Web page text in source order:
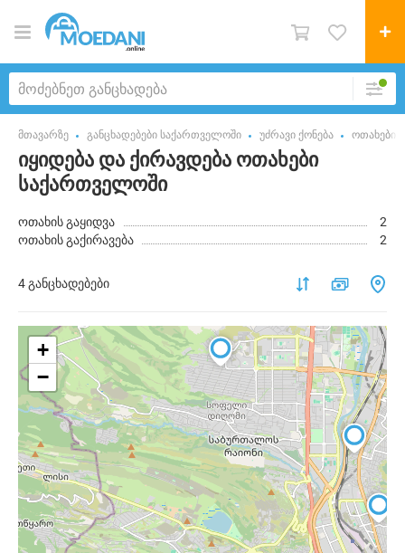
მთავარზე განცხადებები საქართველოში უძრავი ქონება ოთახები
იყიდება და ქირავდება ოთახები
საქართველოში
ოთახის გაყიდვა
2
ოთახის გაქირავება
2
4 განცხადებები
+
−